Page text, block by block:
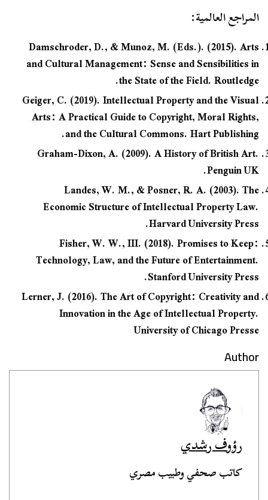
المراجع العالمية:
Damschroder, D., & Munoz, M. (Eds.). (2015). Arts
and Cultural Management: Sense and Sensibilities in
the State of the Field. Routledge.
Geiger, C. (2019). Intellectual Property and the Visual
Arts: A Practical Guide to Copyright, Moral Rights,
and the Cultural Commons. Hart Publishing.
Graham-Dixon, A. (2009). A History of British Art.
Penguin UK.
Landes, W. M., & Posner, R. A. (2003). The
Economic Structure of Intellectual Property Law.
Harvard University Press.
Fisher, W. W., III. (2018). Promises to Keep:
Technology, Law, and the Future of Entertainment.
Stanford University Press.
Lerner, J. (2016). The Art of Copyright: Creativity and
Innovation in the Age of Intellectual Property.
University of Chicago Presse
Author
رؤوف رشدي
كاتب صحفي وطبيب مصري